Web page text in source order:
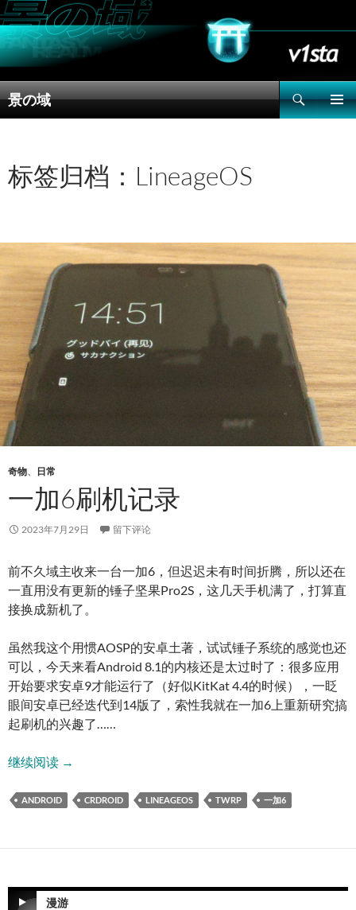
景の域
搜
索
文
标签归档：LineageOS
奇物、 日常
一加6刷机记录
2023年7月29日 留下评论
前不久域主收来一台一加6，但迟迟未有时间折腾，所以还在
一直用没有更新的锤子坚果Pro2S，这几天手机满了，打算直
接换成新机了。
虽然我这个用惯AOSP的安卓土著，试试锤子系统的感觉也还
可以，今天来看Android 8.1的内核还是太过时了：很多应用
开始要求安卓9才能运行了（好似KitKat 4.4的时候），一眨
眼间安卓已经迭代到14版了，索性我就在一加6上重新研究搞
起刷机的兴趣了……
继续阅读一加6刷机记录
→
ANDROID CRDROID LINEAGEOS TWRP 一加6
漫游